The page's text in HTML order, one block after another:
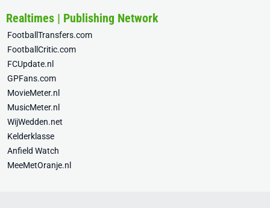
Realtimes | Publishing Network
FootballTransfers.com
FootballCritic.com
FCUpdate.nl
GPFans.com
MovieMeter.nl
MusicMeter.nl
WijWedden.net
Kelderklasse
Anfield Watch
MeeMetOranje.nl